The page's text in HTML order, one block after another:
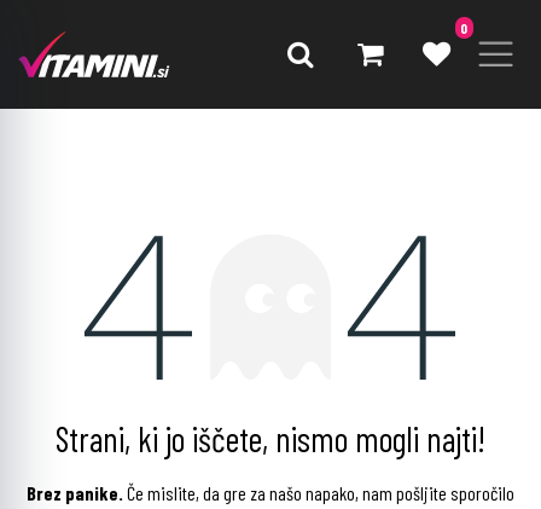
0
Napaka 404
Strani, ki jo iščete, nismo mogli najti!
Brez panike. Če mislite, da gre za našo napako, nam pošljite sporočilo